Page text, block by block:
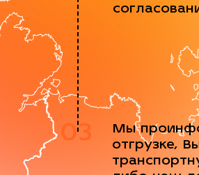
03
Мы
отгрузке,